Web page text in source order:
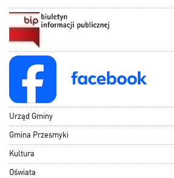
Urząd Gminy
Gmina Przesmyki
Kultura
Oświata